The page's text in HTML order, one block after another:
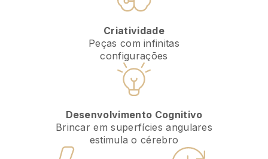
Criatividade
Peças com infinitas
configurações
Desenvolvimento Cognitivo
Brincar em superfícies angulares
estimula o cérebro